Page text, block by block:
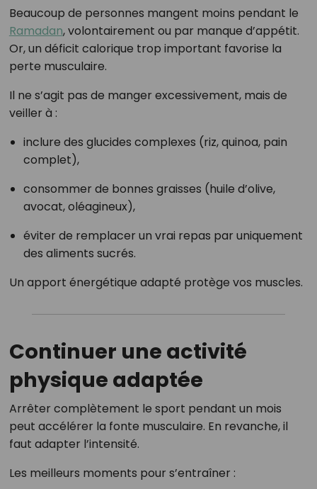
Beaucoup de personnes mangent moins pendant le
Ramadan, volontairement ou par manque d’appétit.
Or, un déficit calorique trop important favorise la
perte musculaire.
Il ne s’agit pas de manger excessivement, mais de
veiller à :
inclure des glucides complexes (riz, quinoa, pain
complet),
consommer de bonnes graisses (huile d’olive,
avocat, oléagineux),
éviter de remplacer un vrai repas par uniquement
des aliments sucrés.
Un apport énergétique adapté protège vos muscles.
Continuer une activité
physique adaptée
Arrêter complètement le sport pendant un mois
peut accélérer la fonte musculaire. En revanche, il
faut adapter l’intensité.
Les meilleurs moments pour s’entraîner :